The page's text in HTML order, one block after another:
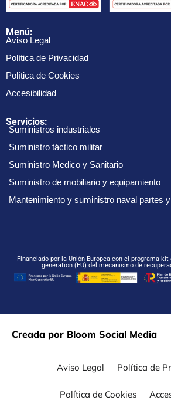
Menú:
Aviso Legal
Política de Privacidad
Política de Cookies
Accesibilidad
Servicios:
Suministros industriales
Suministro táctico militar
Suministro Medico y Sanitario
Suministro de mobiliario y equipamiento
Mantenimiento y suministro naval partes
Financiado por la Unión Europea con el programa
generation (EU) del mecanismo de
Creada por Bloom Social Media
Aviso Legal Política de
Política de Cookies